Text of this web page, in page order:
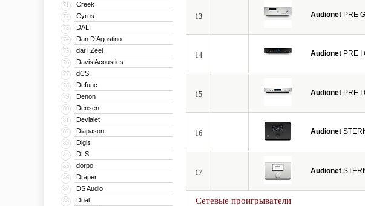
71 Creek
72 Cyrus
73 DALI
74 Dan D’Agostino
75 darTZeel
76 Davis Acoustics
77 dCS
78 Defunc
79 Denon
80 Densen
81 Devialet
82 Diapason
83 Digis
84 DLS
85 dorpo
86 Draper
87 DS Audio
88 Dual
13 Audionet PRE
14 Audionet PRE I
15 Audionet PRE I
16 Audionet
17 Audionet
Сетевые проигрыватели